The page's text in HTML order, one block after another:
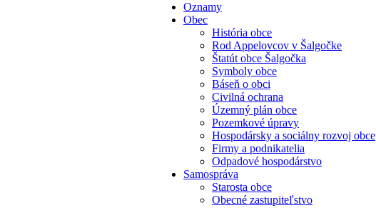
Oznamy
Obec
História obce
Rod Appelovcov v Šalgočke
Štatút obce Šalgočka
Symboly obce
Báseň o obci
Civilná ochrana
Územný plán obce
Pozemkové úpravy
Hospodársky a sociálny rozvoj obce
Firmy a podnikatelia
Odpadové hospodárstvo
Samospráva
Starosta obce
Obecné zastupiteľstvo